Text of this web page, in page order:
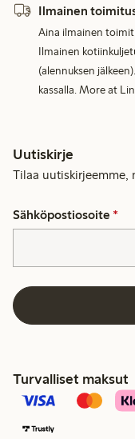
Ilmainen
Aina ilmainen
Ilmainen
(alennuksen
kassalla. More at
Uutiskirje
Tilaa uutiskirjeemme,
Sähköpostiosoite *
Turvalliset maksut